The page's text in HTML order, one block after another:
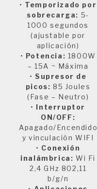
• Temporizado por
sobrecarga: 5-
1000 segundos
(ajustable por
aplicación)
• Potencia: 1800W
– 15A ~ Máxima
• Supresor de
picos: 85 Joules
(Fase – Neutro)
• Interruptor
ON/OFF:
Apagado/Encendido
y vinculación WIFI
• Conexión
inalámbrica: Wi Fi
2,4 GHz 802,11
b/g/n